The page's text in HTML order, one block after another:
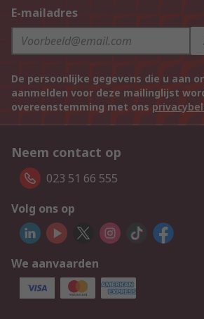
E-mailadres
De persoonlijke gegevens die u aan
aanmelden voor deze mailinglijst
overeenstemming met ons
Neem contact op
023 51 66 555
Volg ons op
We aanvaarden